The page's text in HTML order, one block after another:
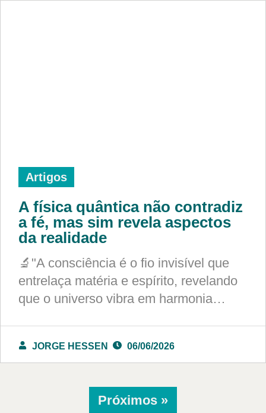
Artigos
A física quântica não contradiz
a fé, mas sim revela aspectos
da realidade
🔬"A consciência é o fio invisível que
entrelaça matéria e espírito, revelando
que o universo vibra em harmonia…
JORGE HESSEN 06/06/2026
Próximos »